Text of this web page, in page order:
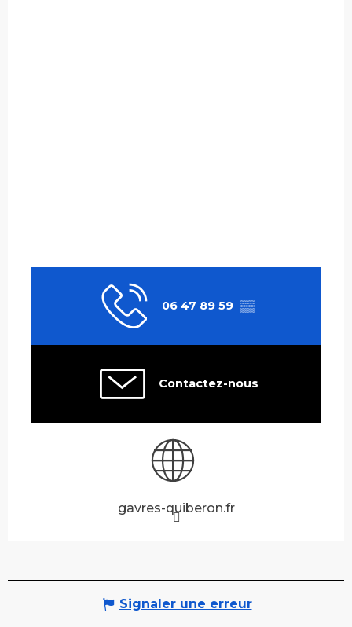
06 47 89 59 ▒▒
Contactez-nous
gavres-quiberon.fr
Signaler une erreur